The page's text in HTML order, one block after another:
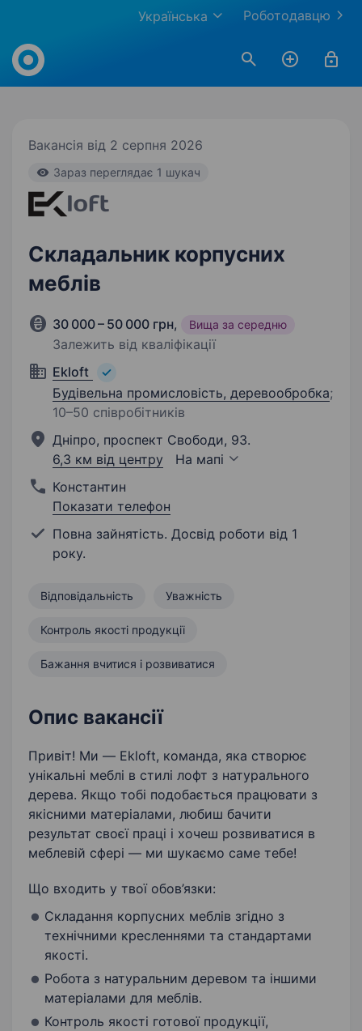
Роботодавцю
Українська
Work.ua
Вакансія від 2 серпня 2026
Зараз переглядає 1 шукач
Складальник корпусних
меблів
30 000 – 50 000 грн, Вища за середню
Залежить від кваліфікації
Ekloft
Будівельна промисловість, деревообробка;
10–50 співробітників
Дніпро, проспект Свободи, 93.
6,3 км від центру
На мапі
Константин
Показати телефон
Повна зайнятість. Досвід роботи від 1
року.
Відповідальність Уважність
Контроль якості продукції
Бажання вчитися і розвиватися
Опис вакансії
Привіт! Ми — Ekloft, команда, яка створює
унікальні меблі в стилі лофт з натурального
дерева. Якщо тобі подобається працювати з
якісними матеріалами, любиш бачити
результат своєї праці і хочеш розвиватися в
меблевій сфері — ми шукаємо саме тебе!
Що входить у твої обов’язки:
Складання корпусних меблів згідно з
технічними кресленнями та стандартами
якості.
Робота з натуральним деревом та іншими
матеріалами для меблів.
Контроль якості готової продукції,